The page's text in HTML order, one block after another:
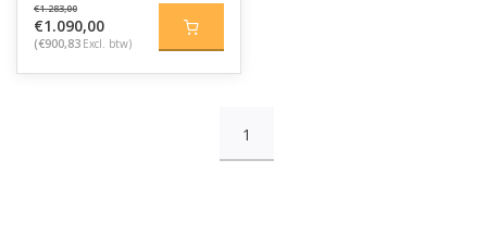
€1.283,00
€1.090,00
(€900,83 Excl. btw)
1